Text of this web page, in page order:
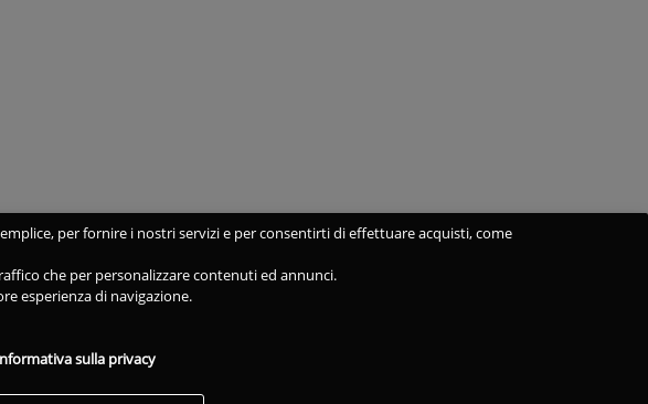
per fornire i nostri servizi e per consentirti di effettuare acquisti, come
che per personalizzare contenuti ed annunci.
esperienza di navigazione.
sulla privacy